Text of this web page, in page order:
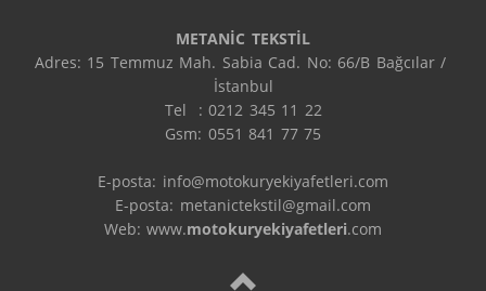
METANİC TEKSTİL
Adres: 15 Temmuz Mah. Sabia Cad. No: 66/B Bağcılar /
İstanbul
Tel  : 0212 345 11 22
Gsm: 0551 841 77 75
E-posta: info@motokuryekiyafetleri.com
E-posta: metanictekstil@gmail.com
Web: www.motokuryekiyafetleri.com